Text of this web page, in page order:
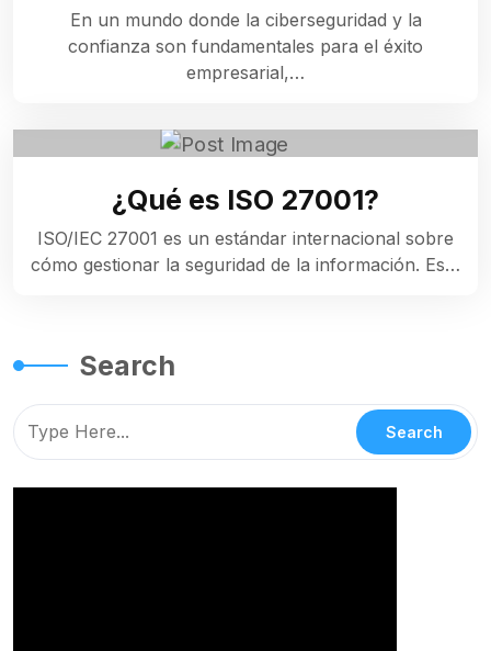
En un mundo donde la ciberseguridad y la
confianza son fundamentales para el éxito
empresarial,…
¿Qué es ISO 27001?
ISO/IEC 27001 es un estándar internacional sobre
cómo gestionar la seguridad de la información. Es…
Search